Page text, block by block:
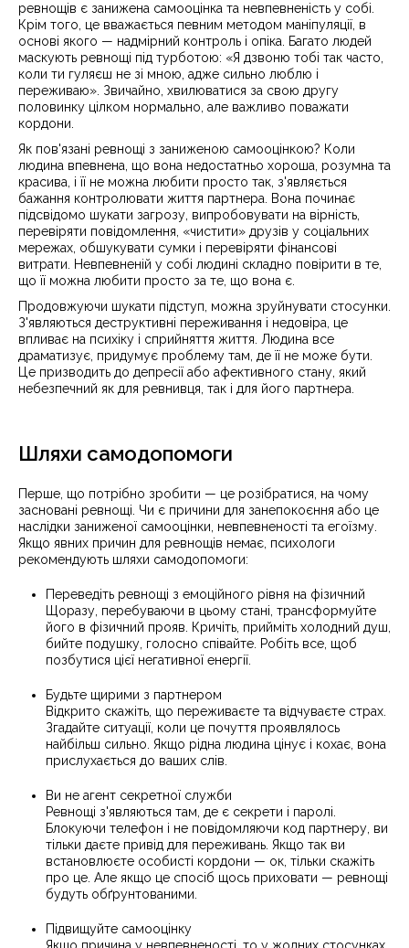
ревнощів є занижена самооцінка та невпевненість у собі.
Крім того, це вважається певним методом маніпуляції, в
основі якого — надмірний контроль і опіка. Багато людей
маскують ревнощі під турботою: «Я дзвоню тобі так часто,
коли ти гуляєш не зі мною, адже сильно люблю і
переживаю». Звичайно, хвилюватися за свою другу
половинку цілком нормально, але важливо поважати
кордони.
Як пов'язані ревнощі з заниженою самооцінкою? Коли
людина впевнена, що вона недостатньо хороша, розумна та
красива, і її не можна любити просто так, з'являється
бажання контролювати життя партнера. Вона починає
підсвідомо шукати загрозу, випробовувати на вірність,
перевіряти повідомлення, «чистити» друзів у соціальних
мережах, обшукувати сумки і перевіряти фінансові
витрати. Невпевненій у собі людині складно повірити в те,
що її можна любити просто за те, що вона є.
Продовжуючи шукати підступ, можна зруйнувати стосунки.
З'являються деструктивні переживання і недовіра, це
впливає на психіку і сприйняття життя. Людина все
драматизує, придумує проблему там, де її не може бути.
Це призводить до депресії або афективного стану, який
небезпечний як для ревнивця, так і для його партнера.
Шляхи самодопомоги
Перше, що потрібно зробити — це розібратися, на чому
засновані ревнощі. Чи є причини для занепокоєння або це
наслідки заниженої самооцінки, невпевненості та егоїзму.
Якщо явних причин для ревнощів немає, психологи
рекомендують шляхи самодопомоги:
Переведіть ревнощі з емоційного рівня на фізичний
Щоразу, перебуваючи в цьому стані, трансформуйте
його в фізичний прояв. Кричіть, прийміть холодний душ,
бийте подушку, голосно співайте. Робіть все, щоб
позбутися цієї негативної енергії.
Будьте щирими з партнером
Відкрито скажіть, що переживаєте та відчуваєте страх.
Згадайте ситуації, коли це почуття проявлялось
найбільш сильно. Якщо рідна людина цінує і кохає, вона
прислухається до ваших слів.
Ви не агент секретної служби
Ревнощі з'являються там, де є секрети і паролі.
Блокуючи телефон і не повідомляючи код партнеру, ви
тільки даєте привід для переживань. Якщо так ви
встановлюєте особисті кордони — ок, тільки скажіть
про це. Але якщо це спосіб щось приховати — ревнощі
будуть обґрунтованими.
Підвищуйте самооцінку